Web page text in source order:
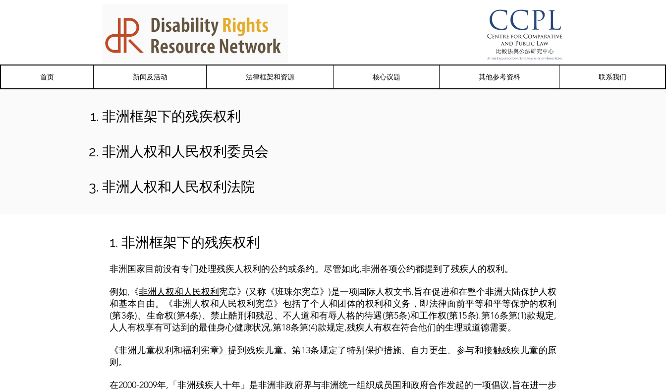
首页 新闻及活动 法律框架和资源 核心议题 其他参考资料 联系我们
非洲框架下的残疾权利
非洲人权和人民权利委员会
非洲人权和人民权利法院
1. 非洲框架下的残疾权利
非洲国家目前没有专门处理残疾人权利的公约或条约。尽管如此,非洲各项公约都提到了残疾人的权利。
例如,《非洲人权和人民权利 宪章》(又称《班珠尔宪章》)是一项国际人权文书,旨在促进和在整个非洲大陆保护人权
和基本自由。《非洲人权和人民权利宪章》包括了个人和团体的权利和义务，即法律面前平等和平等保护的权利
(第3条)、生命权(第4条)、禁止酷刑和残忍、不人道和有辱人格的待遇(第5条)和工作权(第15条).第16条第(1)款规定,
人人有权享有可达到的最佳身心健康状况,第18条第(4)款规定,残疾人有权在符合他们的生理或道德需要。
《非洲儿童权利和福利宪章》提到残疾儿童。第13条规定了特别保护措施、自力更生、参与和接触残疾儿童的原
则。
在2000-2009年,「非洲残疾人十年」是非洲非政府界与非洲统一组织成员国和政府合作发起的一项倡议,旨在进一步